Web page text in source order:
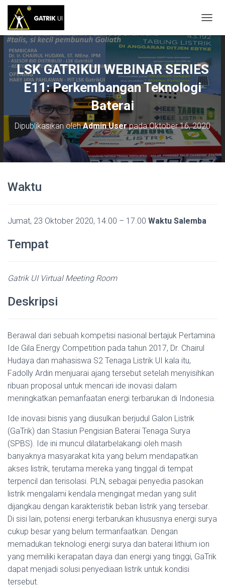
O
G
L
E
N
I
G
A
S
LSK GATRIKUI WEBINAR SERIES
E11: Perkembangan Teknologi
Baterai
Dipublikasikan olehAdmin UserpadaOktober 16, 2020
Waktu
Jumat, 23 Oktober 2020, 14.00 – 17.00 Waktu Salemba
Tempat
Gatrik UI Virtual Meeting Room
Deskripsi
Berawal dari sebuah kompetisi nasional bertajuk Pertamina
Ide Gila Energy Competition pada tahun 2017, Dr. Chairul
Hudaya dan mahasiswa S2 Tenaga Listrik UI kala itu,
Fadolly Ardin menjuarai ajang tersebut setelah menyisihkan
ribuan proposal untuk mencari ide inovasi dalam
meningkatkan pemanfaatan energi terbarukan di Indonesia.
Ide inovasi bisnis yang diusulkan berjudul Galon Listrik
(GaTrik) dan Stasiun Pengisian Baterai Tenaga Surya
(SPBS). Ide ini muncul dilatarbelakangi oleh masih
banyaknya masyarakat kita yang belum mendapatkan
akses listrik, terutama mereka yang tinggal di tempat
terpencil dan terisolasi. PLN, sebagai penyedia pasokan
listrik mengalami kendala mengingat medan yang sulit
dijangkau dengan karakteristik beban listrik yang tersebar.
Di sisi lain, potensi energi terbarukan khususnya energi surya
cukup besar yang belum termanfaatkan. Dengan
memadukan teknologi energi surya dan baterai lithium ion
yang memiliki kerapatan daya dan energi yang tinggi, GaTrik
dapat menjadi solusi penyediaan listrik untuk kondisi
tersebut.